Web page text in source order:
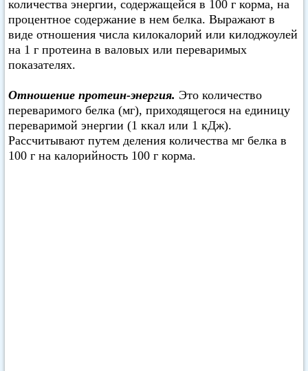
количества энергии, содержащейся в 100 г корма, на
процентное содержание в нем белка. Выражают в
виде отношения числа килокалорий или килоджоулей
на 1 г протеина в валовых или переваримых
показателях.
Отношение протеин-энергия. Это количество
переваримого белка (мг), приходящегося на единицу
переваримой энергии (1 ккал или 1 кДж).
Рассчитывают путем деления количества мг белка в
100 г на калорийность 100 г корма.